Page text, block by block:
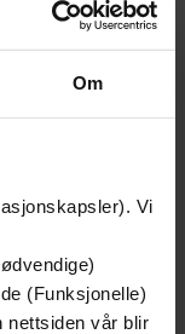
Om
Vi
(Funksjonelle)
nettsiden vår blir
EBOK
Premium